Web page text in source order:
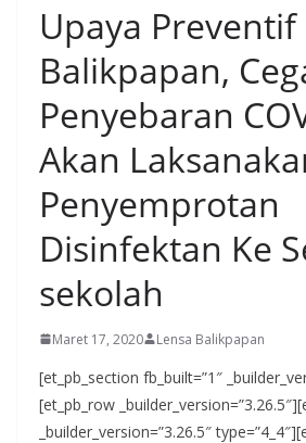
Upaya Preventif
Balikpapan,
Penyebaran
Akan
Penyemprotan
Disinfektan Ke
sekolah
Maret 17, 2020 Lensa Balikpapan
[et_pb_section fb_built=”1″
[et_pb_row
_builder_version=”3.26.5″